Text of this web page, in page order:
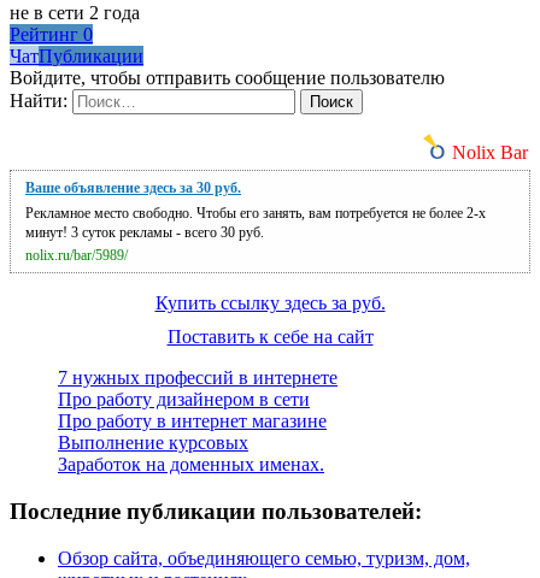
не в сети 2 года
Рейтинг 0
ЧатПубликации
Войдите, чтобы отправить сообщение пользователю
Найти:
Nolix Bar
Ваше объявление здесь за 30 руб.
Рекламное место свободно. Чтобы его занять, вам потребуется не более 2-х
минут! 3 суток рекламы - всего 30 руб.
nolix.ru/bar/5989/
Купить ссылку здесь за руб.
Поставить к себе на сайт
7 нужных профессий в интернете
Про работу дизайнером в сети
Про работу в интернет магазине
Выполнение курсовых
Заработок на доменных именах.
Последние публикации пользователей:
Обзор сайта, объединяющего семью, туризм, дом,